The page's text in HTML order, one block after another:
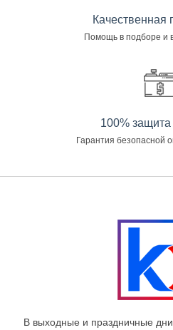
Качественная
Помощь в подборе и
100%
Гарантия безопасной
В выходные и праздничные дни